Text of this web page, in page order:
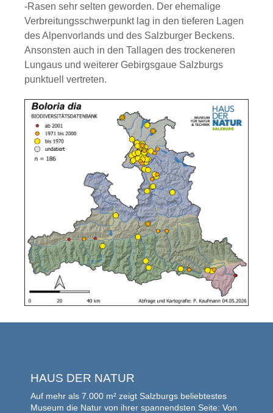
-Rasen sehr selten geworden. Der ehemalige
Verbreitungsschwerpunkt lag in den tieferen Lagen
des Alpenvorlands und des Salzburger Beckens.
Ansonsten auch in den Tallagen des trockeneren
Lungaus und weiterer Gebirgsgaue Salzburgs
punktuell vertreten.
HAUS DER NATUR
Auf mehr als 7.000 m² zeigt Salzburgs beliebtestes
Museum die Natur von ihrer spannendsten Seite: Von